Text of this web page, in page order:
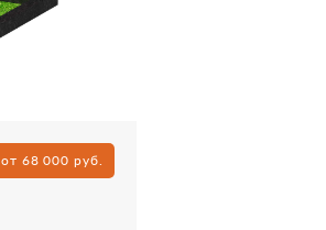
от 68 000 руб.